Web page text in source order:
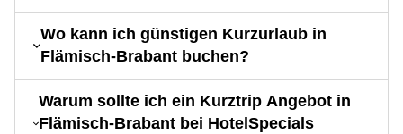
Wo kann ich günstigen Kurzurlaub in
Flämisch-Brabant buchen?
Warum sollte ich ein Kurztrip Angebot in
Flämisch-Brabant bei HotelSpecials